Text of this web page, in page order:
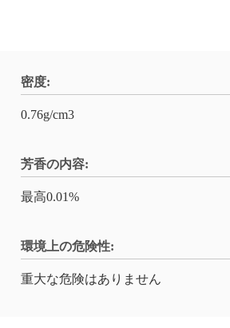
密度:
0.76g/cm3
芳香の内容:
最高0.01%
環境上の危険性:
重大な危険はありません